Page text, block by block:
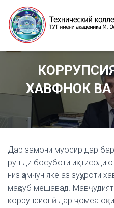
ХАВФНОК
Дар замони муосир дар
рушди босуботи
низ ҳамчун яке аз зуҳуроти
маҳсуб мешавад.
коррупсионӣ дар ҷомеа